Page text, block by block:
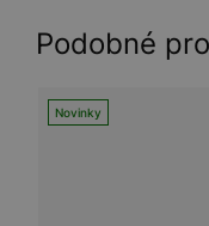
Podobné
Novinky